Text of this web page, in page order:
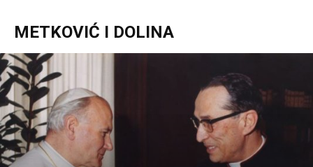
METKOVIĆ I DOLINA